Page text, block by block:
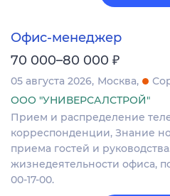
Офис-менеджер
70 000–80 000 ₽
05 августа 2026 Москва
ООО "УНИВЕРСАЛСТРОЙ"
Прием и распределение
корреспонденции, Знание
приема гостей и
жизнедеятельности офиса,
00-17-00.